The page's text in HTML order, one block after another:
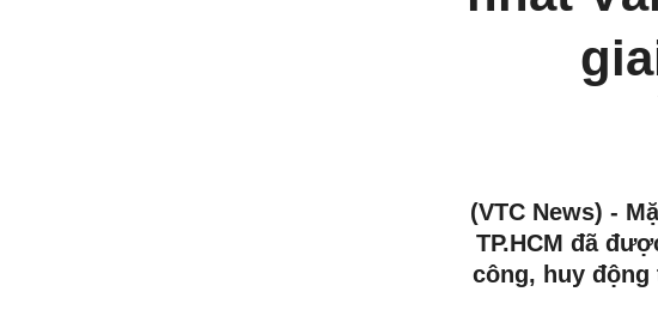
(VTC News) -
TP.HCM đã
công, huy